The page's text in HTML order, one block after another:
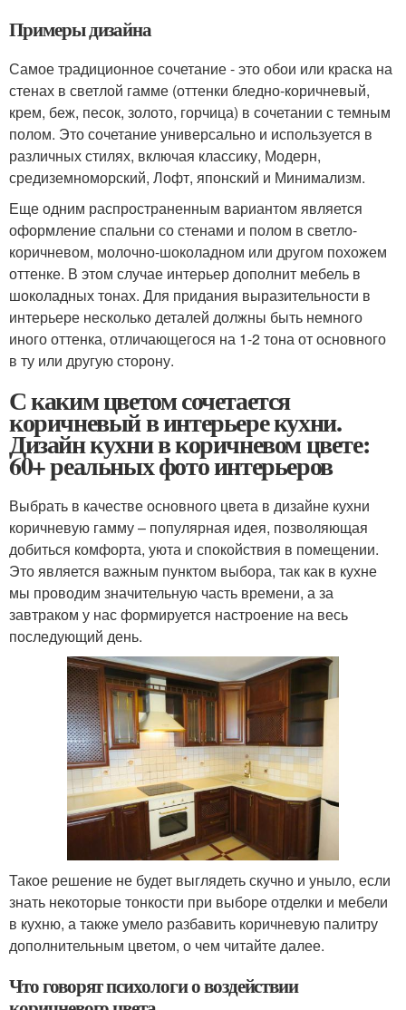
Примеры дизайна
Самое традиционное сочетание - это обои или краска на
стенах в светлой гамме (оттенки бледно-коричневый,
крем, беж, песок, золото, горчица) в сочетании с темным
полом. Это сочетание универсально и используется в
различных стилях, включая классику, Модерн,
средиземноморский, Лофт, японский и Минимализм.
Еще одним распространенным вариантом является
оформление спальни со стенами и полом в светло-
коричневом, молочно-шоколадном или другом похожем
оттенке. В этом случае интерьер дополнит мебель в
шоколадных тонах. Для придания выразительности в
интерьере несколько деталей должны быть немного
иного оттенка, отличающегося на 1-2 тона от основного
в ту или другую сторону.
С каким цветом сочетается
коричневый в интерьере кухни.
Дизайн кухни в коричневом цвете:
60+ реальных фото интерьеров
Выбрать в качестве основного цвета в дизайне кухни
коричневую гамму – популярная идея, позволяющая
добиться комфорта, уюта и спокойствия в помещении.
Это является важным пунктом выбора, так как в кухне
мы проводим значительную часть времени, а за
завтраком у нас формируется настроение на весь
последующий день.
Такое решение не будет выглядеть скучно и уныло, если
знать некоторые тонкости при выборе отделки и мебели
в кухню, а также умело разбавить коричневую палитру
дополнительным цветом, о чем читайте далее.
Что говорят психологи о воздействии